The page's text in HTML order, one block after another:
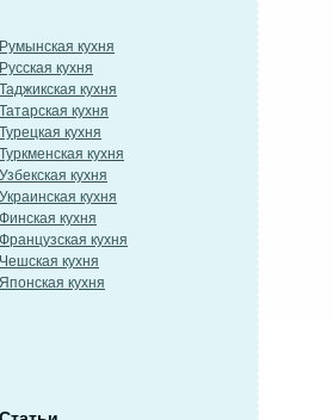
Румынская кухня
Русская кухня
Таджикская кухня
Татарская кухня
Турецкая кухня
Туркменская кухня
Узбекская кухня
Украинская кухня
Финская кухня
Французская кухня
Чешская кухня
Японская кухня